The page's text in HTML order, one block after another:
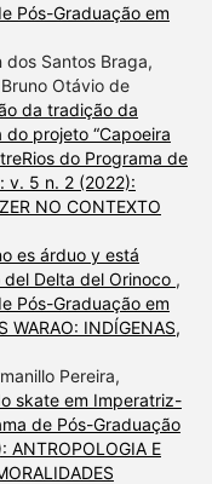
Pós-Graduação em
dos Santos Braga,
Otávio de
da tradição da
projeto “Capoeira
do Programa de
v. 5 n. 2 (2022):
NO CONTEXTO
es árduo y está
Delta del Orinoco ,
Pós-Graduação em
INDÍGENAS,
Pereira,
skate em Imperatriz-
de Pós-Graduação
E